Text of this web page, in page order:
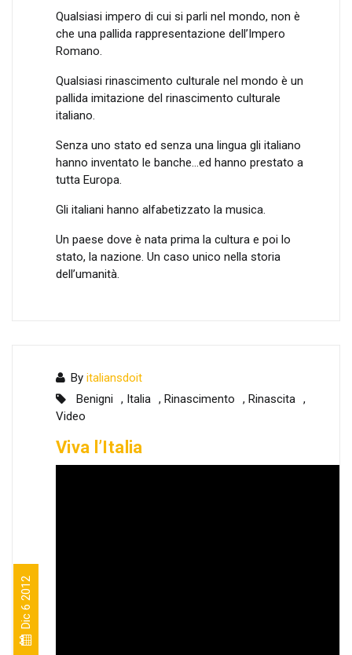
Qualsiasi impero di cui si parli nel mondo, non è
che una pallida rappresentazione dell’Impero
Romano.
Qualsiasi rinascimento culturale nel mondo è un
pallida imitazione del rinascimento culturale
italiano.
Senza uno stato ed senza una lingua gli italiano
hanno inventato le banche…ed hanno prestato a
tutta Europa.
Gli italiani hanno alfabetizzato la musica.
Un paese dove è nata prima la cultura e poi lo
stato, la nazione. Un caso unico nella storia
dell’umanità.
Dic 6 2012
By italiansdoit
Benigni
, Italia , Rinascimento , Rinascita ,
Video
Viva l’Italia